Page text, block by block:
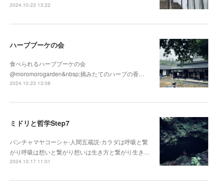
2024.10.23 13:22
ハーブブーケの会
食べられるハーブブーケの会
@moromorogarden&nbsp;摘みたてのハーブの香…
2024.10.23 13:08
ミドリと哲学Step7
パンチャマヤコーシャ-人間五蔵説-カラダは呼吸と繋
がり呼吸は想いと繋がり想いは生き方と繋がり生き…
2024.10.17 11:01